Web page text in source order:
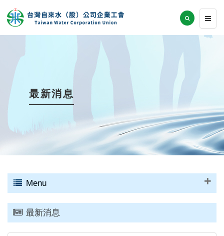
最新消息
Menu
最新消息